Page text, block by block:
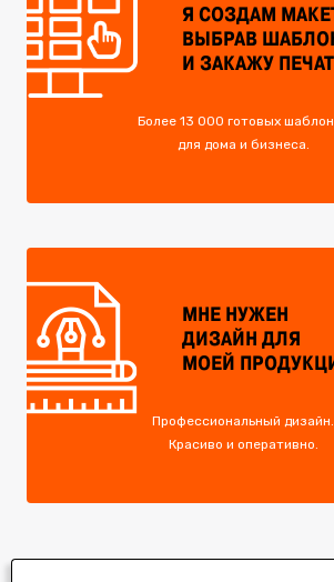
Я СОЗДАМ
ВЫБРАВ
И ЗАКАЖУ
Более 13 000 готовых
для дома и бизнеса.
МНЕ НУЖЕН
ДИЗАЙН ДЛЯ
МОЕЙ
Профессиональный дизайн.
Красиво и оперативно.